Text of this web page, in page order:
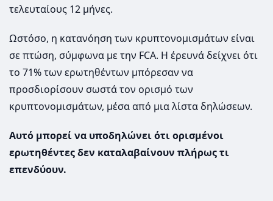
τελευταίους 12 μήνες.
Ωστόσο, η κατανόηση των κρυπτονομισμάτων είναι
σε πτώση, σύμφωνα με την FCA. Η έρευνά δείχνει ότι
το 71% των ερωτηθέντων μπόρεσαν να
προσδιορίσουν σωστά τον ορισμό των
κρυπτονομισμάτων, μέσα από μια λίστα δηλώσεων.
Αυτό μπορεί να υποδηλώνει ότι ορισμένοι
ερωτηθέντες δεν καταλαβαίνουν πλήρως τι
επενδύουν.